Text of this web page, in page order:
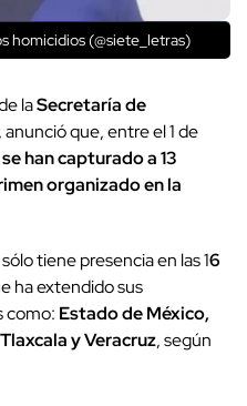
homicidios (@siete_letras)
laSecretaría de
, anunció que, entre el 1 de
se han capturado a 13
organizado en la
tiene presencia en las 16
ha extendido sus
como: Estado de México,
y Veracruz, según